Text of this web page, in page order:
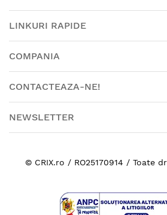
LINKURI RAPIDE
COMPANIA
CONTACTEAZA-NE!
NEWSLETTER
© CRIX.ro / RO25170914 / Toate